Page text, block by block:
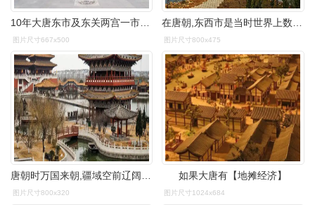
图片尺寸667x500 图片尺寸800x475
唐朝时万国来朝,疆域空前辽阔,极盛时东起日本海,南据安南,西抵咸海
图片尺寸800x320
如果大唐有【地摊经济】
图片尺寸1024x684